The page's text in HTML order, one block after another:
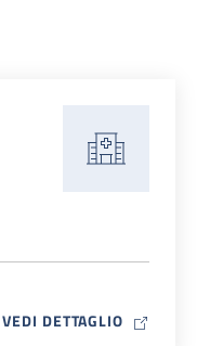
VEDI DETTAGLIO MAP ICON